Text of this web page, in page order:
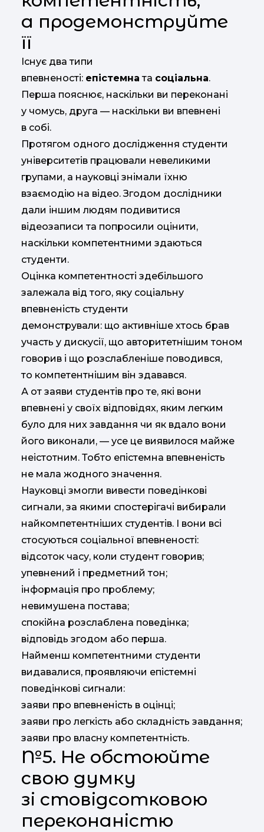
а продемонструйте
її
Існує два типи
впевненості: епістемна та соціальна.
Перша пояснює, наскільки ви переконані
у чомусь, друга — наскільки ви впевнені
в собі.
Протягом одного дослідження студенти
університетів працювали невеликими
групами, а науковці знімали їхню
взаємодію на відео. Згодом дослідники
дали іншим людям подивитися
відеозаписи та попросили оцінити,
наскільки компетентними здаються
студенти.
Оцінка компетентності здебільшого
залежала від того, яку соціальну
впевненість студенти
демонстрували: що активніше хтось брав
участь у дискусії, що авторитетнішим тоном
говорив і що розслабленіше поводився,
то компетентнішим він здавався.
А от заяви студентів про те, які вони
впевнені у своїх відповідях, яким легким
було для них завдання чи як вдало вони
його виконали, — усе це виявилося майже
неістотним. Тобто епістемна впевненість
не мала жодного значення.
Науковці змогли вивести поведінкові
сигнали, за якими спостерігачі вибирали
найкомпетентніших студентів. І вони всі
стосуються соціальної впевненості:
відсоток часу, коли студент говорив;
упевнений і предметний тон;
інформація про проблему;
невимушена постава;
спокійна розслаблена поведінка;
відповідь згодом або перша.
Найменш компетентними студенти
видавалися, проявляючи епістемні
поведінкові сигнали:
заяви про впевненість в оцінці;
заяви про легкість або складність завдання;
заяви про власну компетентність.
№5. Не обстоюйте
свою думку
зі стовідсотковою
переконаністю